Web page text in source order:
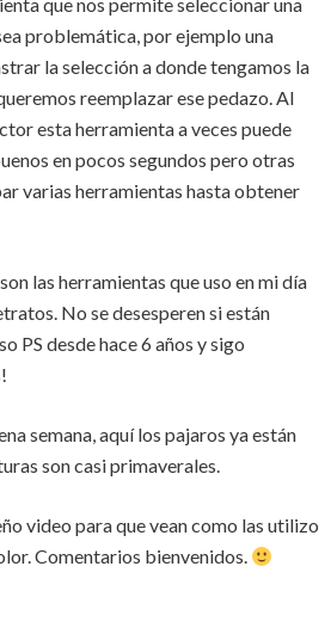
problemática, por ejemplo una
la selección a donde tengamos la
reemplazar ese pedazo. Al
esta herramienta a veces puede
en pocos segundos pero otras
varias herramientas hasta obtener
las herramientas que uso en mi día
No se desesperen si están
PS desde hace 6 años y sigo
semana, aquí los pajaros ya están
son casi primaverales.
video para que vean como las utilizo
Comentarios bienvenidos.